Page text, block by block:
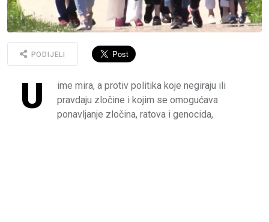
PODIJELI
U
ime mira, a protiv politika koje negiraju ili
pravdaju zločine i kojim se omogućava
ponavljanje zločina, ratova i genocida,